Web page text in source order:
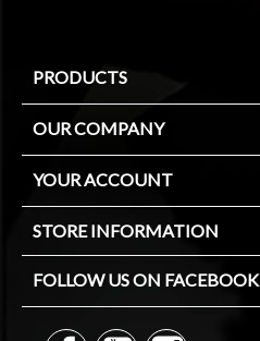
PRODUCTS
OUR COMPANY
YOUR ACCOUNT
STORE INFORMATION
FOLLOW US ON FACEBOOK